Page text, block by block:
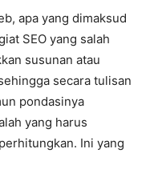
apa yang dimaksud
SEO yang salah
susunan atau
secara tulisan
pondasinya
yang harus
Ini yang